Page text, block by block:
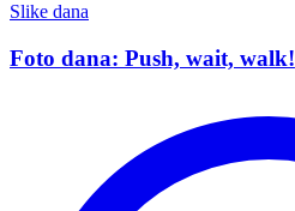
Slike dana
Foto dana: Push, wait, walk!